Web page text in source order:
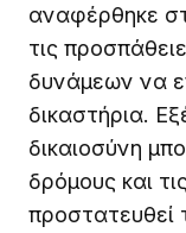
αναφέρθηκε
τις
δυνάμεων να
δικαστήρια.
δικαιοσύνη
δρόμους και
προστατευθεί